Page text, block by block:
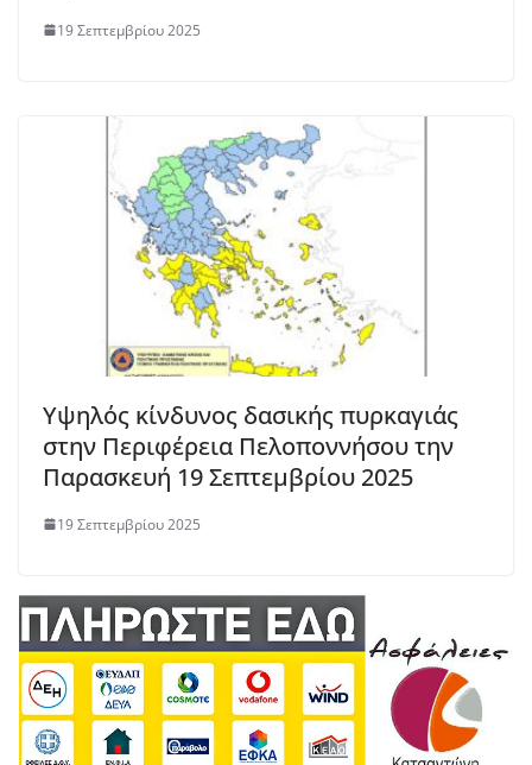
19 Σεπτεμβρίου 2025
Υψηλός κίνδυνος δασικής πυρκαγιάς
στην Περιφέρεια Πελοποννήσου την
Παρασκευή 19 Σεπτεμβρίου 2025
19 Σεπτεμβρίου 2025